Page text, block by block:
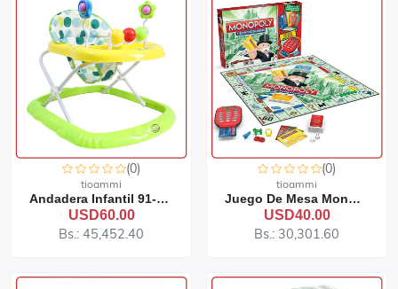
(0)
tioammi
Andadera Infantil 91-519
USD60.00
Bs.: 45,452.40
(0)
tioammi
Juego De Mesa Monopolio Electrónico
USD40.00
Bs.: 30,301.60